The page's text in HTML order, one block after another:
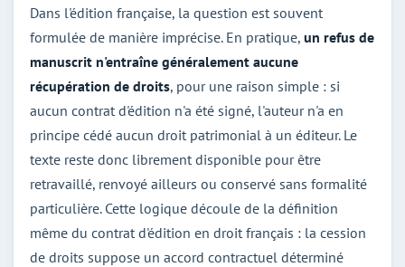
Dans l'édition française, la question est souvent
formulée de manière imprécise. En pratique, un refus de
manuscrit n'entraîne généralement aucune
récupération de droits, pour une raison simple : si
aucun contrat d'édition n'a été signé, l'auteur n'a en
principe cédé aucun droit patrimonial à un éditeur. Le
texte reste donc librement disponible pour être
retravaillé, renvoyé ailleurs ou conservé sans formalité
particulière. Cette logique découle de la définition
même du contrat d'édition en droit français : la cession
de droits suppose un accord contractuel déterminé